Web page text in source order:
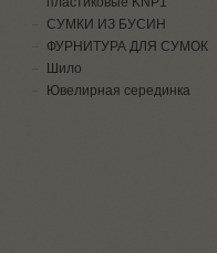
СУМКИ ИЗ БУСИН
ФУРНИТУРА ДЛЯ СУМОК
Шило
Ювелирная серединка